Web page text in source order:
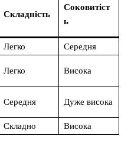
Складність
Соковитіст
ь
Легко
Середня
Легко Висока
Середня Дуже висока
Складно Висока